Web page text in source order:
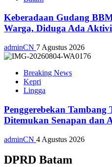
Keberadaan Gudang
Warga, Diduga Ada
adminCN 7 Agustus 2026
Breaking News
Kepri
Lingga
Penggerebekan
Ditemukan Senapan dan
adminCN 4 Agustus 2026
DPRD Batam